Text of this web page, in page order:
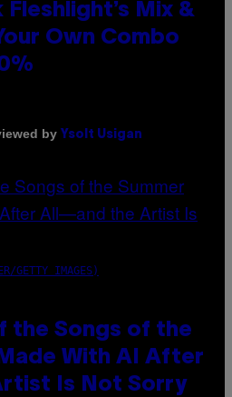
Fleshlight’s Mix &
Own Combo
by Ysolt Usigan
GETTY IMAGES)
the Songs of the
With AI After
Is Not Sorry